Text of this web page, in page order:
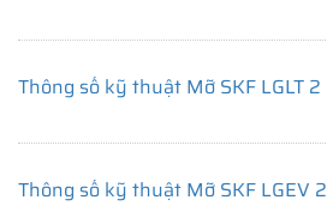
Thông số kỹ thuật Mỡ SKF LGLT 2
Thông số kỹ thuật Mỡ SKF LGEV 2